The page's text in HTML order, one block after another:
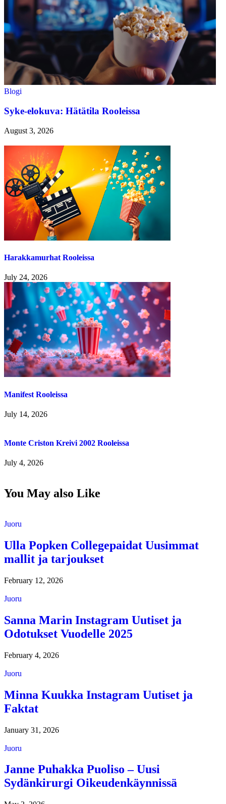
Blogi
Syke-elokuva: Hätätila Rooleissa
August 3, 2026
Harakkamurhat Rooleissa
July 24, 2026
Manifest Rooleissa
July 14, 2026
Monte Criston Kreivi 2002 Rooleissa
July 4, 2026
You May also Like
Juoru
Ulla Popken Collegepaidat Uusimmat
mallit ja tarjoukset
February 12, 2026
Juoru
Sanna Marin Instagram Uutiset ja
Odotukset Vuodelle 2025
February 4, 2026
Juoru
Minna Kuukka Instagram Uutiset ja
Faktat
January 31, 2026
Juoru
Janne Puhakka Puoliso – Uusi
Sydänkirurgi Oikeudenkäynnissä